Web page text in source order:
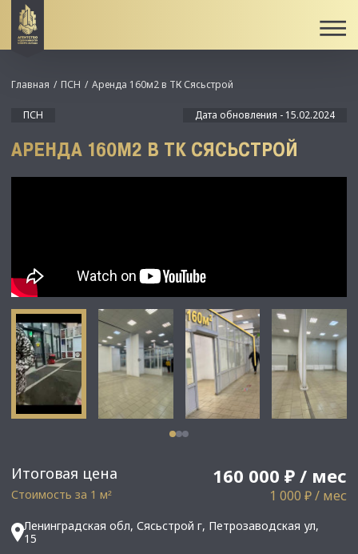
Итоговая цена 160 000 ₽ / мес
Стоимость за 1 м² 1 000 ₽ / мес
Ленинградская обл, Сясьстрой г, Петрозаводская ул,
15
Главная ПСН Аренда 160м2 в ТК Сясьстрой
ПСН Дата обновления - 15.02.2024
АРЕНДА 160М2 В ТК СЯСЬСТРОЙ